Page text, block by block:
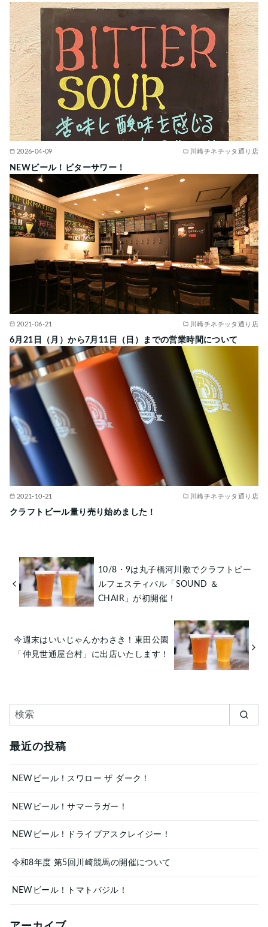
2026-04-09 川崎チネチッタ通り店
NEWビール！ビターサワー！
2021-06-21 川崎チネチッタ通り店
6月21日（月）から7月11日（日）までの営業時間について
2021-10-21 川崎チネチッタ通り店
クラフトビール量り売り始めました！
10/8・9は丸子橋河川敷でクラフトビー
ルフェスティバル「SOUND ＆
CHAIR」が初開催！
今週末はいいじゃんかわさき！東田公園
「仲見世通屋台村」に出店いたします！
最近の投稿
NEWビール！スワロー ザ ダーク！
NEWビール！サマーラガー！
NEWビール！ドライブアスクレイジー！
令和8年度 第5回川崎競馬の開催について
NEWビール！トマトバジル！